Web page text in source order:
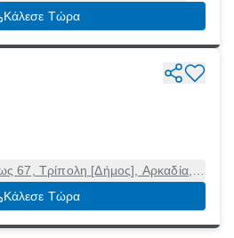
Κάλεσε Τώρα
67, Τρίπολη [Δήμος], Αρκαδία,
22100
Κάλεσε Τώρα